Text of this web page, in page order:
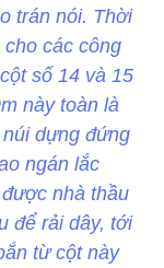
trán nói. Thời
các công
số 14 và 15
này toàn là
dựng đứng
ngán lắc
nhà thầu
để rải dây, tới
từ cột này